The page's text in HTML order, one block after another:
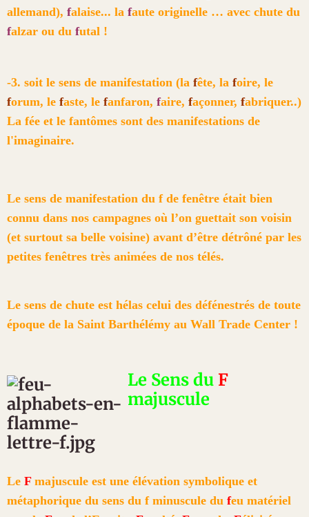
allemand), falaise... la faute originelle … avec chute du
falzar ou du futal !
-3. soit le sens de manifestation (la fête, la foire, le
forum, le faste, le fanfaron, faire, façonner, fabriquer..)
La fée et le fantômes sont des manifestations de
l'imaginaire.
Le sens de manifestation du f de fenêtre était bien
connu dans nos campagnes où l’on guettait son voisin
(et surtout sa belle voisine) avant d’être détrôné par les
petites fenêtres très animées de nos télés.
Le sens de chute est hélas celui des défénestrés de toute
époque de la Saint Barthélémy au Wall Trade Center !
Le Sens du F
majuscule
Le Fmajuscule est une élévation symbolique et
métaphorique du sens du f minuscule du feu matériel